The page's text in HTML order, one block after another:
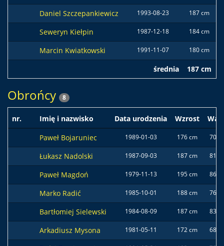
Daniel Szczepankiewicz 1993-08-23 187 cm
Seweryn Kiełpin 1987-12-18 184 cm
Marcin Kwiatkowski 1991-11-07 180 cm
średnia 187 cm
Obrońcy 8
nr. Imię i nazwisko Data urodzenia Wzrost
Paweł Bojaruniec
1989-01-03 176 cm 70 kg
Łukasz Nadolski 1987-09-03 187 cm 81 kg
Paweł Magdoń 1979-11-13 195 cm 86 kg
Marko Radić 1985-10-01 188 cm 76 kg
Bartłomiej Sielewski 1984-08-09 187 cm 83 kg
Arkadiusz Mysona 1981-05-11 172 cm 68 kg